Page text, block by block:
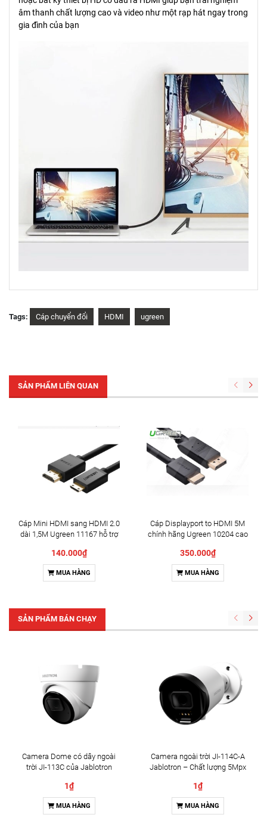
âm thanh chất lượng cao và video như một rạp hát ngay trong
gia đình của bạn
Tags: Cáp chuyển đổi HDMI ugreen
SẢN PHẨM LIÊN QUAN
Cáp Mini HDMI sang HDMI 2.0
dài 1,5M Ugreen 11167 hỗ trợ
140.000₫
MUA HÀNG
Cáp Displayport to HDMI 5M
chính hãng Ugreen 10204 cao
350.000₫
MUA HÀNG
SẢN PHẨM BÁN CHẠY
Camera Dome có dây ngoài
trời JI-113C của Jablotron
1₫
MUA HÀNG
Camera ngoài trời JI-114C-A
Jablotron – Chất lượng 5Mpx
1₫
MUA HÀNG